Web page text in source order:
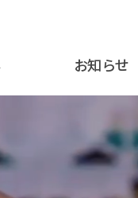
お知らせ